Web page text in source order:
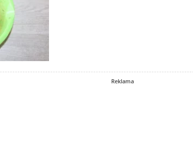
Reklama